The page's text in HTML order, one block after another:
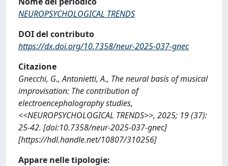
NEUROPSYCHOLOGICAL TRENDS
DOI del contributo
https://dx.doi.org/10.7358/neur-2025-037-gnec
Citazione
Gnecchi, G., Antonietti, A., The neural basis of musical
improvisation: The contribution of
electroencephalography studies,
<<NEUROPSYCHOLOGICAL TRENDS>>, 2025; 19 (37):
25-42. [doi:10.7358/neur-2025-037-gnec]
[https://hdl.handle.net/10807/310256]
Appare nelle tipologie: